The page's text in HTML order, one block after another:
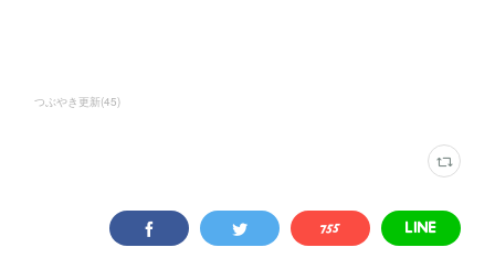
つぶやき更新(45)